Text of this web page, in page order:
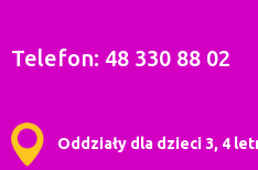
Telefon: 48 330 88 02
Oddziały dla dzieci 3, 4